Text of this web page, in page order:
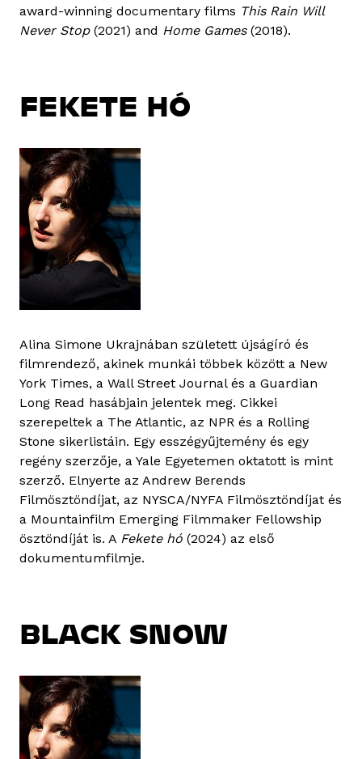
award-winning documentary films This Rain Will
Never Stop(2021) and Home Games(2018).
FEKETE HÓ
Alina Simone Ukrajnában született újságíró és
filmrendező, akinek munkái többek között a New
York Times, a Wall Street Journal és a Guardian
Long Read hasábjain jelentek meg. Cikkei
szerepeltek a The Atlantic, az NPR és a Rolling
Stone sikerlistáin. Egy esszégyűjtemény és egy
regény szerzője, a Yale Egyetemen oktatott is mint
szerző. Elnyerte az Andrew Berends
Filmösztöndíjat, az NYSCA/NYFA Filmösztöndíjat és
a Mountainfilm Emerging Filmmaker Fellowship
ösztöndíját is. A Fekete hó (2024) az első
dokumentumfilmje.
BLACK SNOW